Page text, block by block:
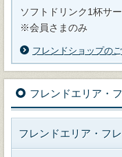
ソフトドリンク1杯サ
※会員さまのみ
フレンドショップの
フレンドエリア・
フレンドエリア・フ